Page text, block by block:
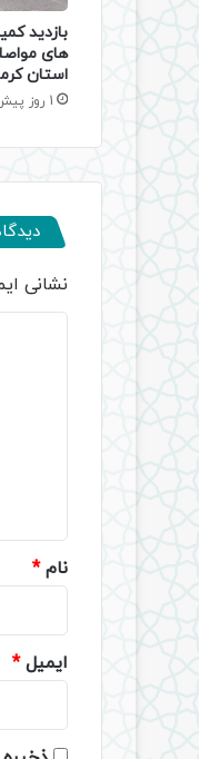
بازدید
های
استان
1 روز پیش
نشانی
نام*
ایمیل*